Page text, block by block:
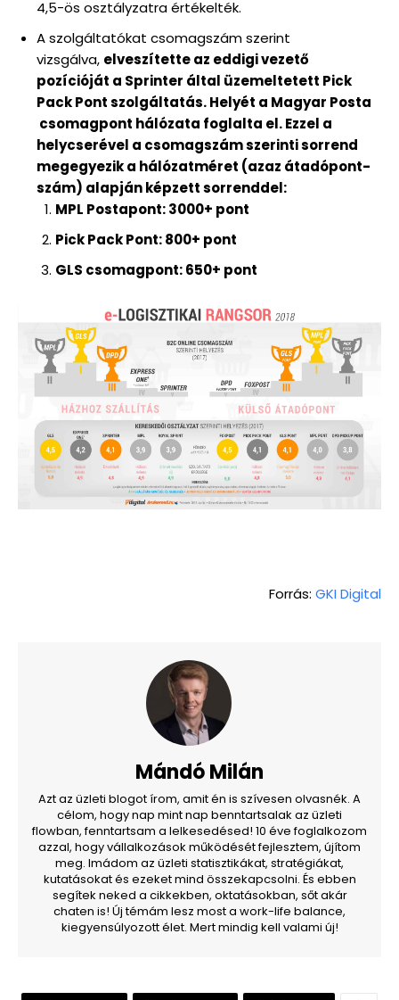
4,5-ös osztályzatra értékelték.
A szolgáltatókat csomagszám szerint
vizsgálva, elveszítette az eddigi vezető
pozícióját a Sprinter által üzemeltetett Pick
Pack Pont szolgáltatás. Helyét a Magyar Posta
csomagpont hálózata foglalta el. Ezzel a
helycserével a csomagszám szerinti sorrend
megegyezik a hálózatméret (azaz átadópont-
szám) alapján képzett sorrenddel:
MPL Postapont: 3000+ pont
Pick Pack Pont: 800+ pont
GLS csomagpont: 650+ pont
Forrás: GKI Digital
Mándó Milán
Azt az üzleti blogot írom, amit én is szívesen olvasnék. A
célom, hogy nap mint nap benntartsalak az üzleti
flowban, fenntartsam a lelkesedésed! 10 éve foglalkozom
azzal, hogy vállalkozások működését fejlesztem, újítom
meg. Imádom az üzleti statisztikákat, stratégiákat,
kutatásokat és ezeket mind összekapcsolni. És ebben
segítek neked a cikkekben, oktatásokban, sőt akár
chaten is! Új témám lesz most a work-life balance,
kiegyensúlyozott élet. Mert mindig kell valami új!